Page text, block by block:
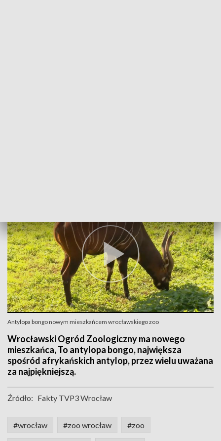
Antylopa bongo nowym mieszkańcem wrocławskiego zoo
Wrocławski Ogród Zoologiczny ma nowego
mieszkańca, To antylopa bongo, największa
spośród afrykańskich antylop, przez wielu uważana
za najpiękniejszą.
Źródło: Fakty TVP3 Wrocław
#wrocław #zoo wrocław #zoo